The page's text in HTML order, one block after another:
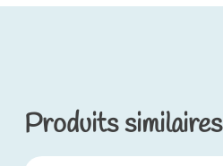
Produits similaires